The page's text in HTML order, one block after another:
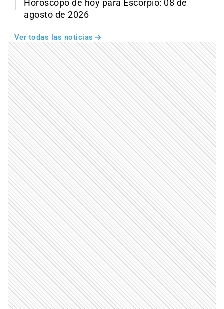
Horóscopo de hoy para Escorpio: 08 de
agosto de 2026
Ver todas las noticias